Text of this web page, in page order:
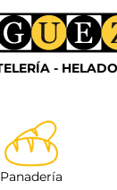
Panadería